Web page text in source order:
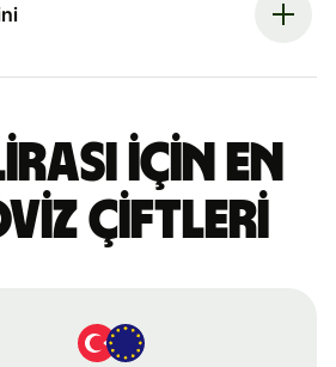
için en
çiftleri